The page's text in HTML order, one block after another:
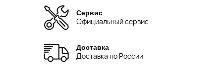
Сервис
Официальный сервис
Доставка
Доставка по России